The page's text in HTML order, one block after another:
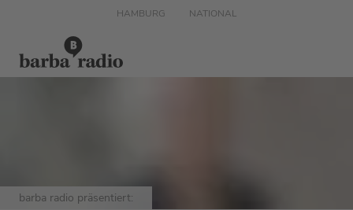
HAMBURG NATIONAL
barba radio präsentiert: